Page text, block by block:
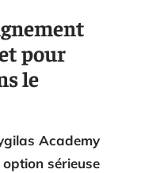
pour
le
Academy
option sérieuse